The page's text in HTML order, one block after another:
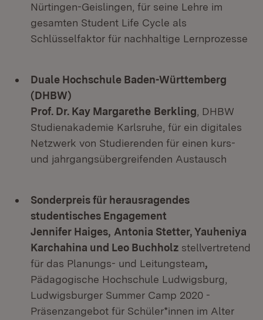
Nürtingen-Geislingen, für seine Lehre im
gesamten Student Life Cycle als
Schlüsselfaktor für nachhaltige Lernprozesse
Duale Hochschule Baden-Württemberg
(DHBW)
Prof. Dr. Kay Margarethe Berkling , DHBW
Studienakademie Karlsruhe, für ein digitales
Netzwerk von Studierenden für einen kurs-
und jahrgangsübergreifenden Austausch
Sonderpreis für herausragendes
studentisches Engagement
Jennifer Haiges, Antonia Stetter, Yauheniya
Karchahina und Leo Buchholz stellvertretend
für das Planungs- und Leitungsteam,
Pädagogische Hochschule Ludwigsburg,
Ludwigsburger Summer Camp 2020 -
Präsenzangebot für Schüler*innen im Alter